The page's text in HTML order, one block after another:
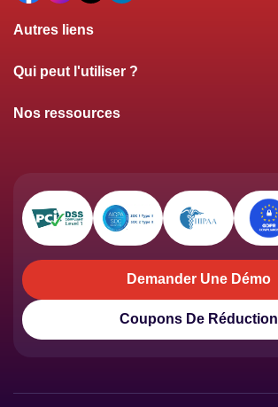
Autres liens
Qui peut l'utiliser ?
Nos ressources
Demander Une Démo
Coupons De Réduction